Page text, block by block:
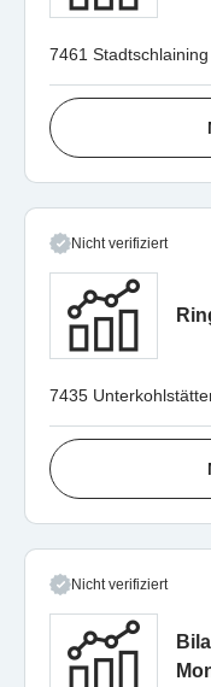
7461 Stadtschlaining
Nicht verifiziert
7435
Nicht verifiziert